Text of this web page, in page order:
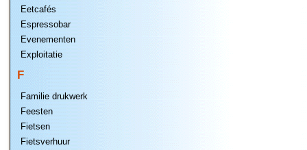
Eetcafés
Espressobar
Evenementen
Exploitatie
F
Familie drukwerk
Feesten
Fietsen
Fietsverhuur